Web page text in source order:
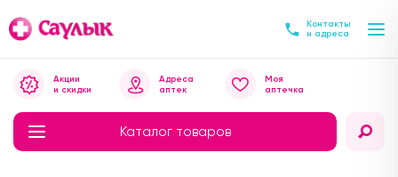
Контакты
и адреса
Каталог товаров
Акции
и скидки
Адреса
аптек
Моя
аптечка